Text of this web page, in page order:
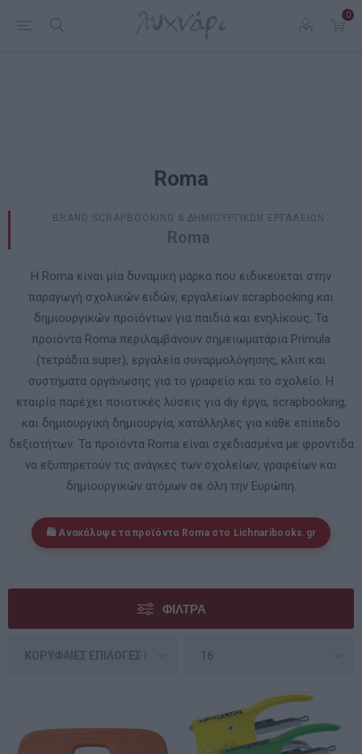
0
Roma
BRAND SCRAPBOOKING & ΔΗΜΙΟΥΡΓΙΚΩΝ ΕΡΓΑΛΕΙΩΝ
Roma
Η Roma είναι μία δυναμική μάρκα που ειδικεύεται στην
παραγωγή σχολικών ειδών, εργαλείων scrapbooking και
δημιουργικών προϊόντων για παιδιά και ενηλίκους. Τα
προϊόντα Roma περιλαμβάνουν σημειωματάρια Primula
(τετράδια super), εργαλεία συναρμολόγησης, κλιπ και
συστήματα οργάνωσης για το γραφείο και το σχολείο. Η
εταιρία παρέχει ποιοτικές λύσεις για diy έργα, scrapbooking,
και δημιουργική δημιουργία, κατάλληλες για κάθε επίπεδο
δεξιοτήτων. Τα προϊόντα Roma είναι σχεδιασμένα με φροντίδα
να εξυπηρετούν τις ανάγκες των σχολείων, γραφείων και
δημιουργικών ατόμων σε όλη την Ευρώπη.
🛍️ Ανακάλυψε τα προϊόντα Roma στο Lichnaribooks.gr
ΦΊΛΤΡΑ